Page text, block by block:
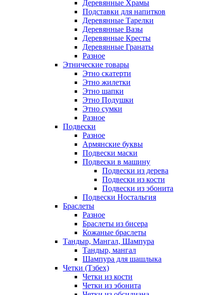
Деревянные Храмы
Подставки для напитков
Деревянные Тарелки
Деревянные Вазы
Деревянные Кресты
Деревянные Гранаты
Разное
Этнические товары
Этно скатерти
Этно жилетки
Этно шапки
Этно Подушки
Этно сумки
Разное
Подвески
Разное
Армянские буквы
Подвески маски
Подвески в машину
Подвески из дерева
Подвески из кости
Подвески из эбонита
Подвески Ностальгия
Браслеты
Разное
Браслеты из бисера
Кожаные браслеты
Тандыр, Мангал, Шампура
Тандыр, мангал
Шампура для шашлыка
Четки (Тзбех)
Четки из кости
Четки из эбонита